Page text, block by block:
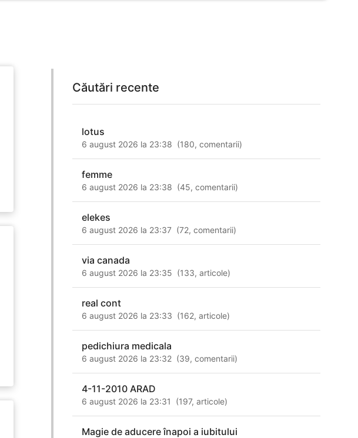
Căutări recente
lotus
6 august 2026 la 23:38 (180,comentarii)
femme
6 august 2026 la 23:38 (45,comentarii)
elekes
6 august 2026 la 23:37 (72,comentarii)
via canada
6 august 2026 la 23:35 (133,articole)
real cont
6 august 2026 la 23:33 (162,articole)
pedichiura medicala
6 august 2026 la 23:32 (39,comentarii)
4-11-2010 ARAD
6 august 2026 la 23:31 (197,articole)
Magie de aducere înapoi a iubitului